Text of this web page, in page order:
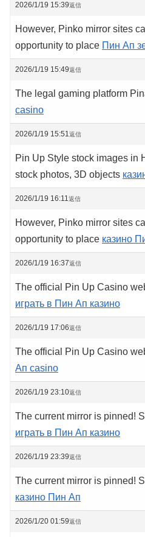
2026/1/19 15:39返信
However, Pinko mirror sites
opportunity to place Пин Ап
2026/1/19 15:49返信
The legal gaming platform
casino
2026/1/19 15:51返信
Pin Up Style stock images in
stock photos, 3D objects
2026/1/19 16:11返信
However, Pinko mirror sites
opportunity to place казино
2026/1/19 16:37返信
The official Pin Up Casino
играть в Пин Ап казино
2026/1/19 17:06返信
The official Pin Up Casino
Ап casino
2026/1/19 23:10返信
The current mirror is pinned!
играть в Пин Ап казино
2026/1/19 23:39返信
The current mirror is pinned!
казино Пин Ап
2026/1/20 01:59返信